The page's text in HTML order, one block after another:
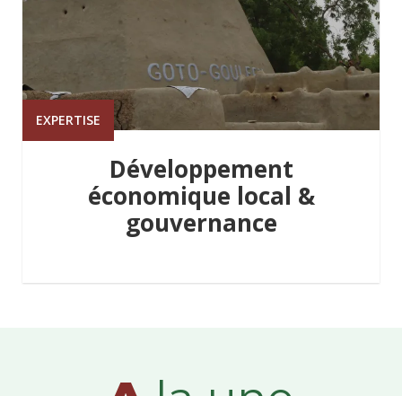
EXPERTISE
Développement
économique local &
gouvernance